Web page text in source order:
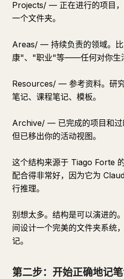
Projects/ — 正在进行的项目，
一个文件夹。
Areas/ — 持续负责的领域。
康"、"职业"等——任何对你生
Resources/ — 参考资料。研
笔记、课程笔记、模板。
Archive/ — 已完成的项目和过
但已移出你的活动视图。
这个结构来源于 Tiago Forte
配合得非常好，因为它为
行推理。
别想太多。结构是可以演进的
间设计一个完美的文件夹系统
记。
第二步：开始正确地记